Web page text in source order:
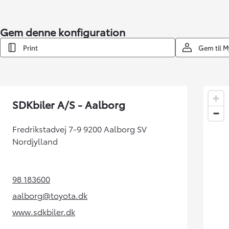
Gem denne konfiguration
Print Gem til
SDKbiler A/S - Aalborg
Fredrikstadvej 7-9 9200 Aalborg SV
Nordjylland
98 183600(Opens in new tab)
aalborg@toyota.dk
(Opens in new tab)
www.sdkbiler.dk(Opens in new tab)